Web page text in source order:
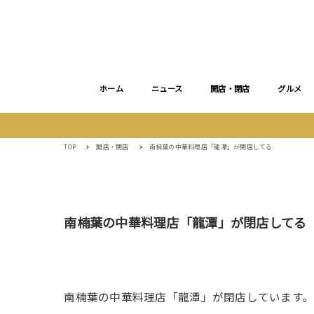
ホーム ニュース 開店・閉店 グルメ
TOP 開店・閉店 南楠葉の中華料理店「龍潭」が閉店してる
南楠葉の中華料理店「龍潭」が閉店してる
南楠葉の中華料理店「龍潭」が閉店しています。